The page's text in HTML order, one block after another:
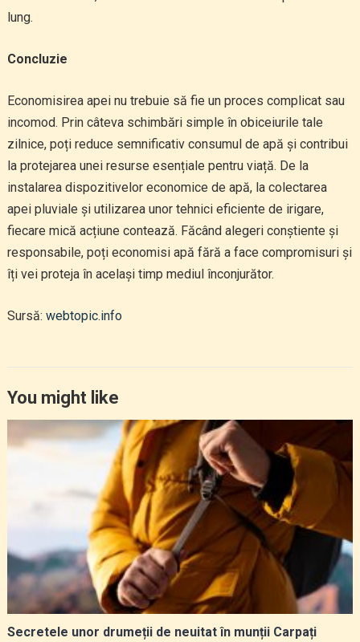
lung.
Concluzie
Economisirea apei nu trebuie să fie un proces complicat sau
incomod. Prin câteva schimbări simple în obiceiurile tale
zilnice, poți reduce semnificativ consumul de apă și contribui
la protejarea unei resurse esențiale pentru viață. De la
instalarea dispozitivelor economice de apă, la colectarea
apei pluviale și utilizarea unor tehnici eficiente de irigare,
fiecare mică acțiune contează. Făcând alegeri conștiente și
responsabile, poți economisi apă fără a face compromisuri și
îți vei proteja în același timp mediul înconjurător.
Sursă: webtopic.info
You might like
Secretele unor drumeții de neuitat în munții Carpați